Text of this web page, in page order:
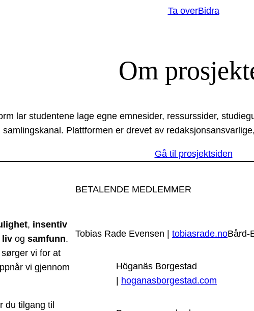
Ta overBidra
Om
lar studentene lage egne emnesider, ressurssider,
samlingskanal. Plattformen er drevet av
Gå til prosjektsiden
, insentiv
liv og samfunn.
vi for at
vi gjennom
du tilgang til
BETALENDE MEDLEMMER
Tobias Rade Evensen | tobiasrade.noBård-
Höganäs Borgestad
| hoganasborgestad.com